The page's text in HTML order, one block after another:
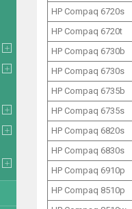
HP Compaq 6720s
HP Compaq 6720t
HP Compaq 6730b
HP Compaq 6730s
HP Compaq 6735b
HP Compaq 6735s
HP Compaq 6820s
HP Compaq 6830s
HP Compaq 6910p
HP Compaq 8510p